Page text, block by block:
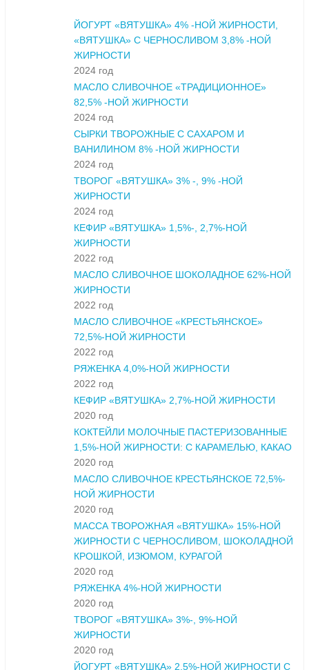
ЙОГУРТ «ВЯТУШКА» 4% -НОЙ ЖИРНОСТИ,
«ВЯТУШКА» С ЧЕРНОСЛИВОМ 3,8% -НОЙ
ЖИРНОСТИ
2024 год
МАСЛО СЛИВОЧНОЕ «ТРАДИЦИОННОЕ»
82,5% -НОЙ ЖИРНОСТИ
2024 год
СЫРКИ ТВОРОЖНЫЕ С САХАРОМ И
ВАНИЛИНОМ 8% -НОЙ ЖИРНОСТИ
2024 год
ТВОРОГ «ВЯТУШКА» 3% -, 9% -НОЙ
ЖИРНОСТИ
2024 год
КЕФИР «ВЯТУШКА» 1,5%-, 2,7%-НОЙ
ЖИРНОСТИ
2022 год
МАСЛО СЛИВОЧНОЕ ШОКОЛАДНОЕ 62%-НОЙ
ЖИРНОСТИ
2022 год
МАСЛО СЛИВОЧНОЕ «КРЕСТЬЯНСКОЕ»
72,5%-НОЙ ЖИРНОСТИ
2022 год
РЯЖЕНКА 4,0%-НОЙ ЖИРНОСТИ
2022 год
КЕФИР «ВЯТУШКА» 2,7%-НОЙ ЖИРНОСТИ
2020 год
КОКТЕЙЛИ МОЛОЧНЫЕ ПАСТЕРИЗОВАННЫЕ
1,5%-НОЙ ЖИРНОСТИ: С КАРАМЕЛЬЮ, КАКАО
2020 год
МАСЛО СЛИВОЧНОЕ КРЕСТЬЯНСКОЕ 72,5%-
НОЙ ЖИРНОСТИ
2020 год
МАССА ТВОРОЖНАЯ «ВЯТУШКА» 15%-НОЙ
ЖИРНОСТИ С ЧЕРНОСЛИВОМ, ШОКОЛАДНОЙ
КРОШКОЙ, ИЗЮМОМ, КУРАГОЙ
2020 год
РЯЖЕНКА 4%-НОЙ ЖИРНОСТИ
2020 год
ТВОРОГ «ВЯТУШКА» 3%-, 9%-НОЙ
ЖИРНОСТИ
2020 год
ЙОГУРТ «ВЯТУШКА» 2,5%-НОЙ ЖИРНОСТИ С